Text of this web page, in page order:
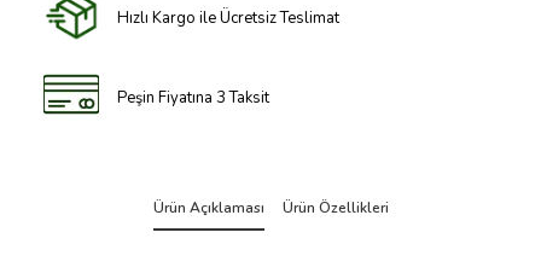
Hızlı Kargo ile Ücretsiz Teslimat
Peşin Fiyatına 3 Taksit
Ürün Açıklaması Ürün Özellikleri